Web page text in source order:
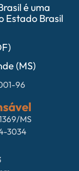
é uma
Estado Brasil
(MS)
96
MS
3034